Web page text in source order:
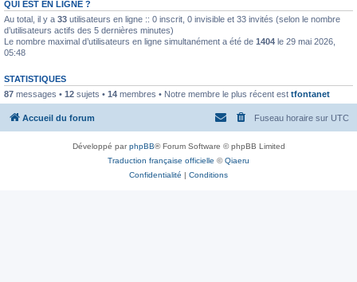
QUI EST EN LIGNE ?
Au total, il y a 33 utilisateurs en ligne :: 0 inscrit, 0 invisible et 33 invités (selon le nombre
d’utilisateurs actifs des 5 dernières minutes)
Le nombre maximal d’utilisateurs en ligne simultanément a été de 1404 le 29 mai 2026,
05:48
STATISTIQUES
87 messages • 12 sujets • 14 membres • Notre membre le plus récent est tfontanet
Accueil du forum Fuseau horaire sur UTC
Développé parphpBB® Forum Software © phpBB Limited
Traduction française officielle ©Qiaeru
Confidentialité | Conditions